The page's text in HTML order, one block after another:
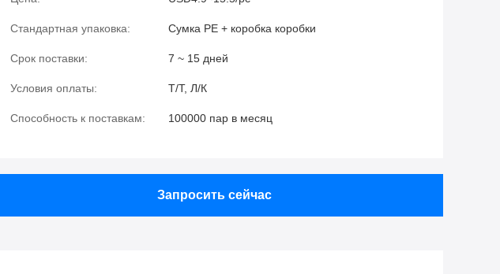
Стандартная упаковка: Сумка PE + коробка коробки
Срок поставки: 7 ~ 15 дней
Условия оплаты: Т/Т, Л/К
Способность к поставкам: 100000 пар в месяц
Запросить сейчас